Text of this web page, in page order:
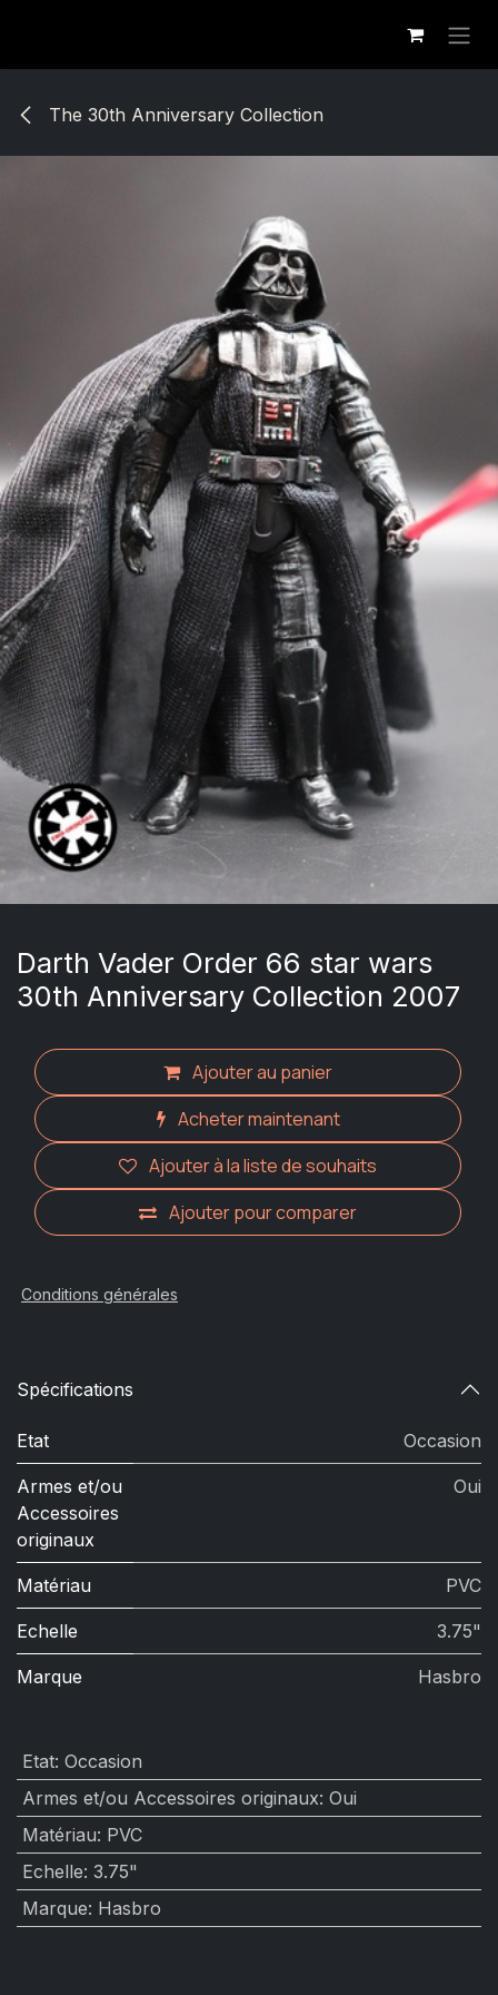
The 30th Anniversary Collection
Darth Vader Order 66 star wars
30th Anniversary Collection 2007
Ajouter au panier
Acheter maintenant
Ajouter pour comparer
Ajouter à la liste de souhaits
Conditions générales
Spécifications
Etat Occasion
Armes et/ou
Accessoires
originaux
Oui
Matériau PVC
Echelle 3.75"
Marque Hasbro
Etat: Occasion
Armes et/ou Accessoires originaux: Oui
Matériau: PVC
Echelle: 3.75"
Marque: Hasbro